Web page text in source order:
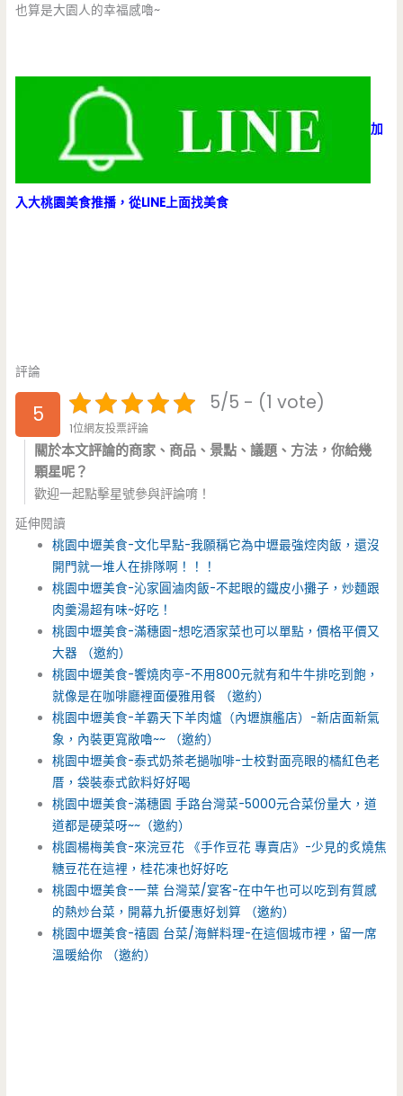
也算是大園人的幸福感嚕~
加
入大桃園美食推播，從LINE上面找美食
評論
5 5/5 - (1 vote)
1位網友投票評論
關於本文評論的商家、商品、景點、議題、方法，你給幾
顆星呢？
歡迎一起點擊星號參與評論唷！
延伸閱讀
桃園中壢美食-文化早點-我願稱它為中壢最強焢肉飯，還沒
開門就一堆人在排隊啊！！！
桃園中壢美食-沁家圓滷肉飯-不起眼的鐵皮小攤子，炒麵跟
肉羹湯超有味~好吃！
桃園中壢美食-滿穗園-想吃酒家菜也可以單點，價格平價又
大器 （邀約）
桃園中壢美食-饗燒肉亭-不用800元就有和牛牛排吃到飽，
就像是在咖啡廳裡面優雅用餐 （邀約）
桃園中壢美食-羊霸天下羊肉爐（內壢旗艦店）-新店面新氣
象，內裝更寬敞嚕~~ （邀約）
桃園中壢美食-泰式奶茶老撾咖啡-士校對面亮眼的橘紅色老
厝，袋裝泰式飲料好好喝
桃園中壢美食-滿穗園 手路台灣菜-5000元合菜份量大，道
道都是硬菜呀~~（邀約）
桃園楊梅美食-來浣豆花 《手作豆花 專賣店》-少見的炙燒焦
糖豆花在這裡，桂花凍也好好吃
桃園中壢美食-一葉 台灣菜/宴客-在中午也可以吃到有質感
的熱炒台菜，開幕九折優惠好划算 （邀約）
桃園中壢美食-禧園 台菜/海鮮料理-在這個城市裡，留一席
溫暖給你 （邀約）